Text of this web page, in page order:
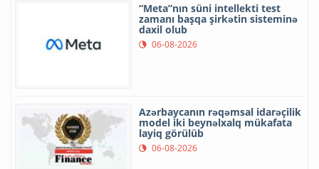
“Meta”nın süni intellekti test
zamanı başqa şirkətin sisteminə
daxil olub
06-08-2026
Azərbaycanın rəqəmsal idarəçilik
model iki beynəlxalq mükafata
layiq görülüb
06-08-2026